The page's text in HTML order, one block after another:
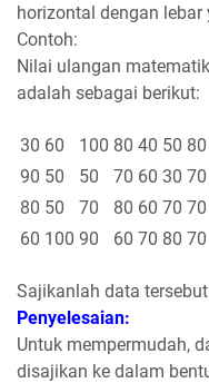
horizontal dengan lebar
Contoh:
Nilai ulangan
adalah sebagai berikut:
30 60 100 80 40 50 80
90 50 50 70 60 30 70
80 50 70 80 60 70 70
60 100 90 60 70 80 70
Sajikanlah data
Penyelesaian:
Untuk mempermudah,
disajikan ke dalam